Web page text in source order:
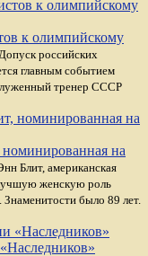
к олимпийскому
Допуск российских
главным событием
тренер СССР
на
Блит, американская
женскую роль
было 89 лет.